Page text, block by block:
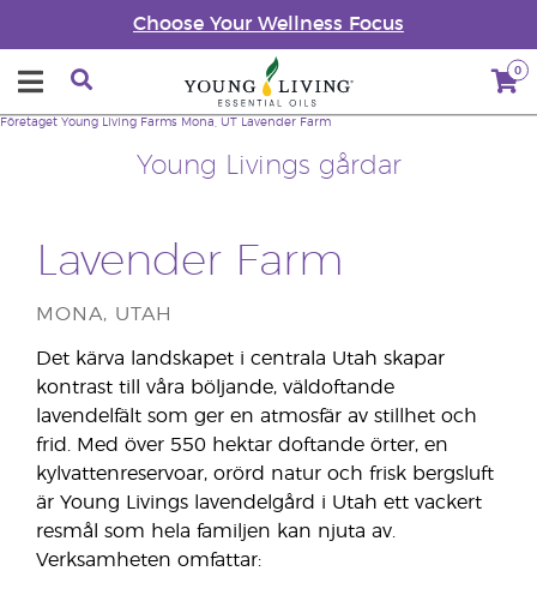
Choose Your Wellness Focus
0
Young Livings gårdar
Företaget Young Living Farms Mona, UT Lavender Farm
Lavender Farm
MONA, UTAH
Det kärva landskapet i centrala Utah skapar
kontrast till våra böljande, väldoftande
lavendelfält som ger en atmosfär av stillhet och
frid. Med över 550 hektar doftande örter, en
kylvattenreservoar, orörd natur och frisk bergsluft
är Young Livings lavendelgård i Utah ett vackert
resmål som hela familjen kan njuta av.
Verksamheten omfattar: